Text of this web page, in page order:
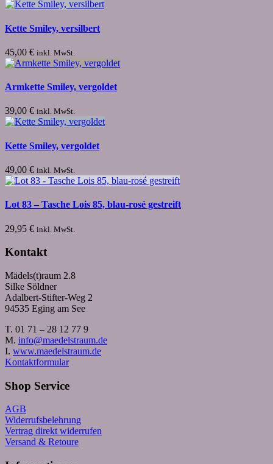
Kette Smiley, versilbert
45,00 € inkl. MwSt.
Armkette Smiley, vergoldet
39,00 € inkl. MwSt.
Kette Smiley, vergoldet
49,00 € inkl. MwSt.
Lot 83 – Tasche Lois 85, blau-rosé gestreift
29,95 € inkl. MwSt.
Kontakt
Mädels(t)raum 2.8
Silke Söldner
Adalbert-Stifter-Weg 2
94535 Eging am See
T. 01 71 – 28 12 77 9
M. info@maedelstraum.de
I. www.maedelstraum.de
Kontaktformular
Shop Service
AGB
Widerrufsbelehrung
Vertrag direkt widerrufen
Versand & Retoure